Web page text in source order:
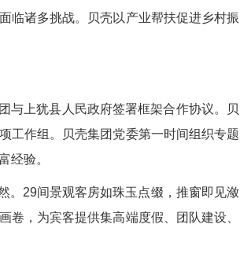
临诸多挑战。贝壳以产业帮扶促进乡村振
上犹县人民政府签署框架合作协议。贝
工作组。贝壳集团党委第一时间组织专题
经验。
。29间景观客房如珠玉点缀，推窗即见潋
，为宾客提供集高端度假、团队建设、